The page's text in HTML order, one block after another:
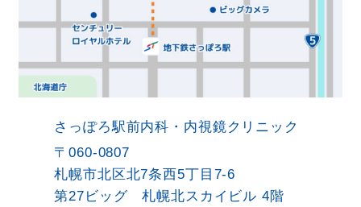
さっぽろ駅前内科・内視鏡クリニック
〒060-0807
札幌市北区北7条西5丁目7-6
第27ビッグ 札幌北スカイビル 4階